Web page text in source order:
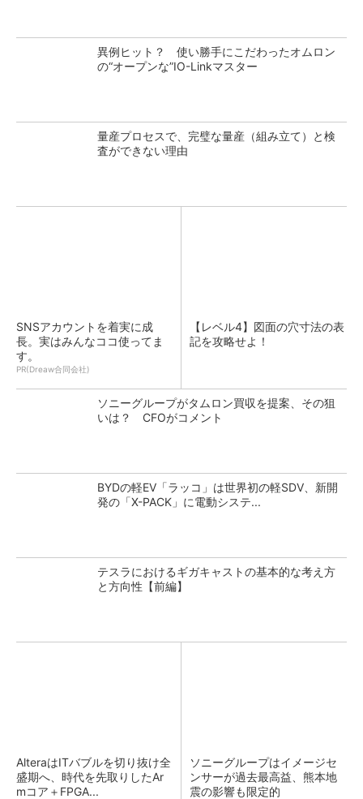
異例ヒット？ 使い勝手にこだわったオムロン
の“オープンな”IO-Linkマスター
量産プロセスで、完璧な量産（組み立て）と検
査ができない理由
SNSアカウントを着実に成
長。実はみんなココ使ってま
す。
PR(Dreaw合同会社)
【レベル4】図面の穴寸法の表
記を攻略せよ！
ソニーグループがタムロン買収を提案、その狙
いは？ CFOがコメント
BYDの軽EV「ラッコ」は世界初の軽SDV、新開
発の「X-PACK」に電動システ...
テスラにおけるギガキャストの基本的な考え方
と方向性【前編】
AlteraはITバブルを切り抜け全
盛期へ、時代を先取りしたAr
mコア＋FPGA...
ソニーグループはイメージセ
ンサーが過去最高益、熊本地
震の影響も限定的